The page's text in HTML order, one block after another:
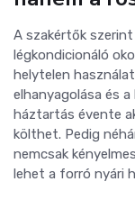
A szakértők
légkondicionáló
helytelen
elhanyagolása és
háztartás évente
költhet. Pedig
nemcsak
lehet a forró nyári